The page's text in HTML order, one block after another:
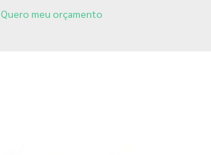
Quero meu orçamento